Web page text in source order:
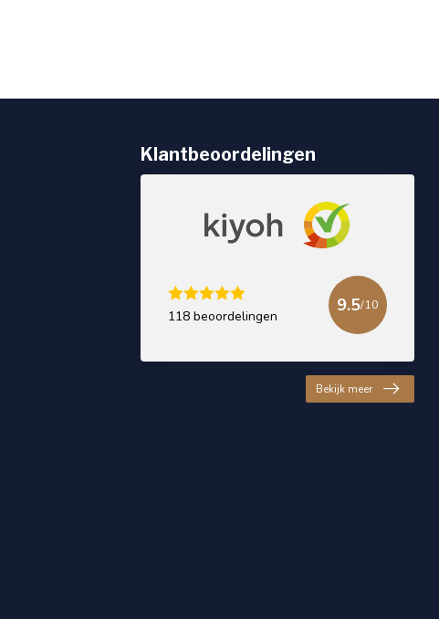
Klantbeoordelingen
118 beoordelingen
9.5/10
Bekijk meer